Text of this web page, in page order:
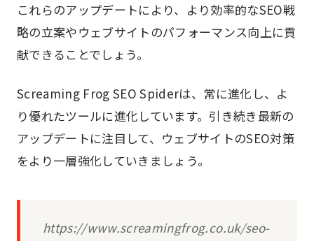
これらのアップデートにより、より効率的なSEO戦
略の立案やウェブサイトのパフォーマンス向上に貢
献できることでしょう。
Screaming Frog SEO Spiderは、常に進化し、よ
り優れたツールに進化しています。引き続き最新の
アップデートに注目して、ウェブサイトのSEO対策
をより一層強化していきましょう。
https://www.screamingfrog.co.uk/seo-